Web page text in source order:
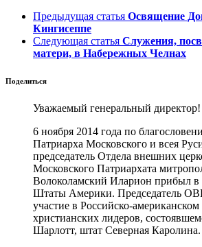
Предыдущая статья Освящение
Кингисеппе
Следующая статья Служения,
матери, в Набережных Челнах
Поделиться
Уважаемый генеральный директор!
6 ноября 2014 года по
Патриарха Московского и всея
председатель Отдела внешних
Московского Патриархата
Волоколамский Иларион прибыл
Штаты Америки. Председатель
участие в Российско-
христианских лидеров,
Шарлотт, штат Северная Каролина.